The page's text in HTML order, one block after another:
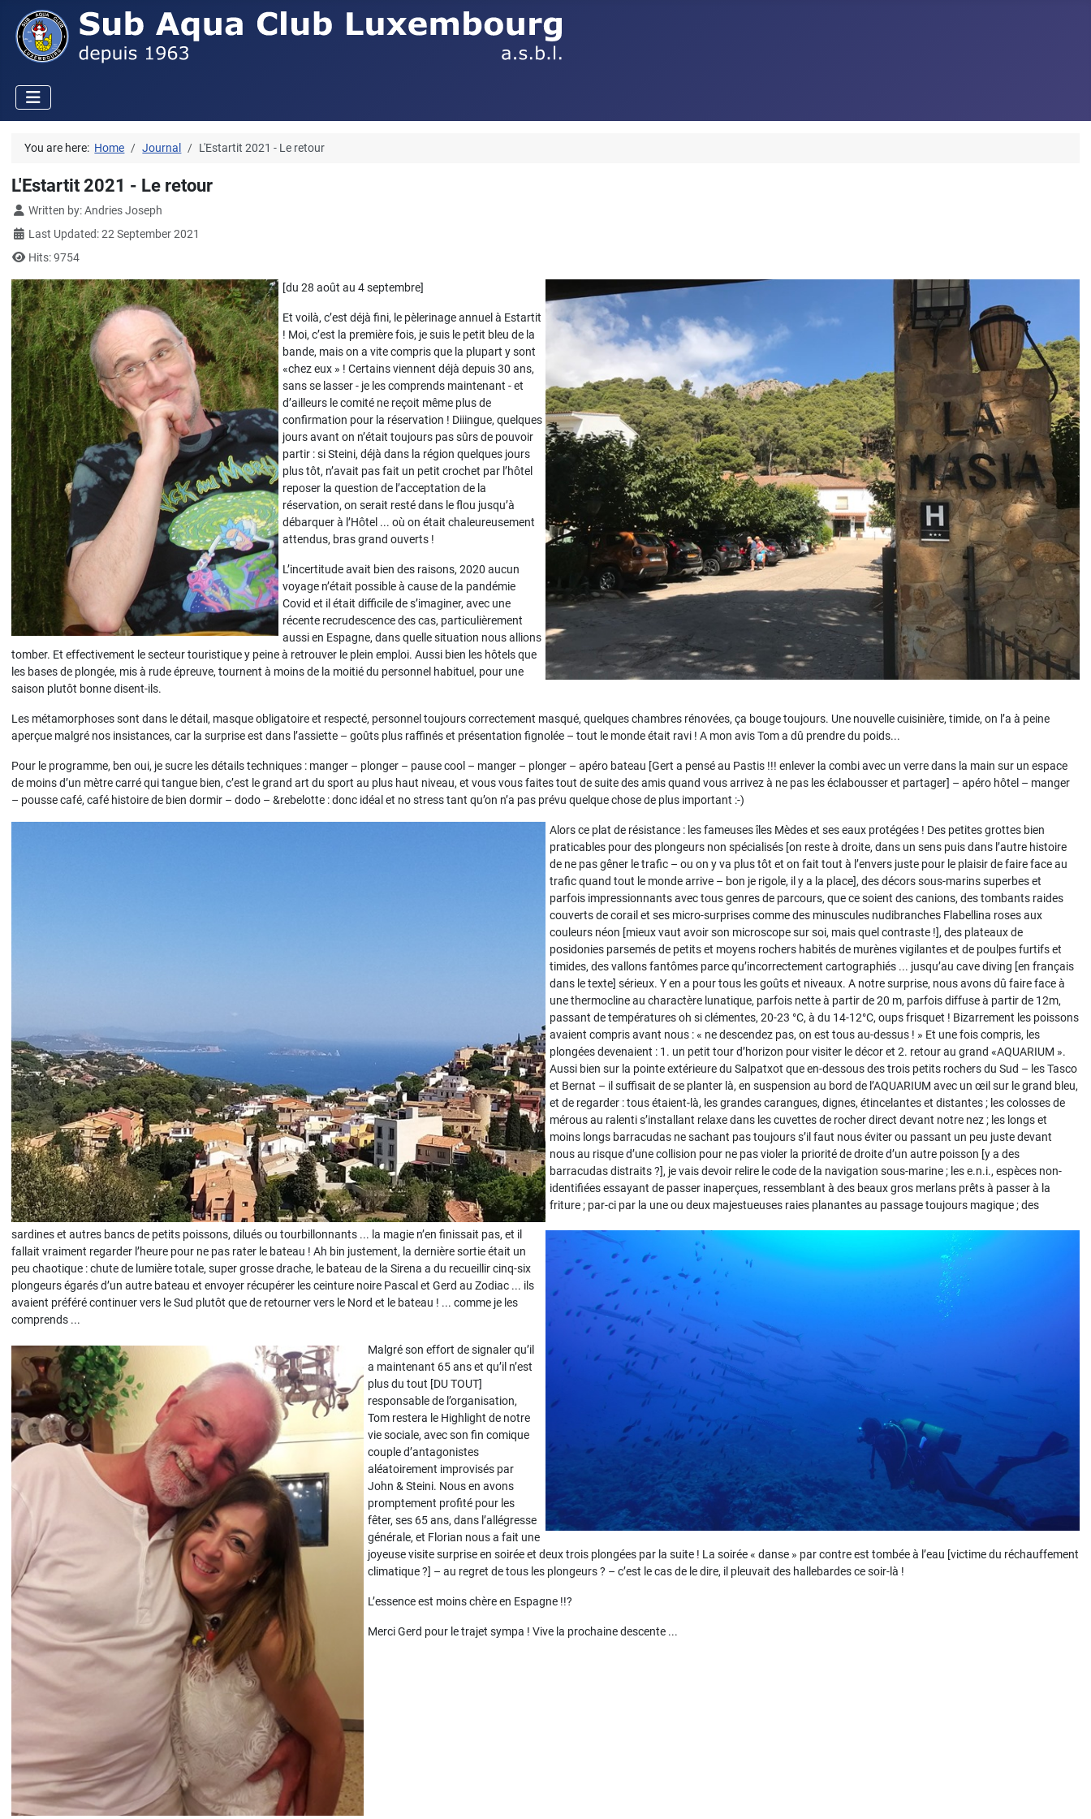
You are here: Home Journal L'Estartit 2021 - Le retour
L'Estartit 2021 - Le retour
Details
Written by:Andries Joseph
Last Updated: 22 September 2021
Hits: 9754
[du 28 août au 4 septembre]
Et voilà, c’est déjà fini, le pèlerinage annuel à Estartit
! Moi, c’est la première fois, je suis le petit bleu de la
bande, mais on a vite compris que la plupart y sont
«chez eux » ! Certains viennent déjà depuis 30 ans,
sans se lasser - je les comprends maintenant - et
d’ailleurs le comité ne reçoit même plus de
confirmation pour la réservation ! Diiingue, quelques
jours avant on n’était toujours pas sûrs de pouvoir
partir : si Steini, déjà dans la région quelques jours
plus tôt, n’avait pas fait un petit crochet par l’hôtel
reposer la question de l’acceptation de la
réservation, on serait resté dans le flou jusqu’à
débarquer à l’Hôtel ... où on était chaleureusement
attendus, bras grand ouverts !
L’incertitude avait bien des raisons, 2020 aucun
voyage n’était possible à cause de la pandémie
Covid et il était difficile de s’imaginer, avec une
récente recrudescence des cas, particulièrement
aussi en Espagne, dans quelle situation nous allions
tomber. Et effectivement le secteur touristique y peine à retrouver le plein emploi. Aussi bien les hôtels que
les bases de plongée, mis à rude épreuve, tournent à moins de la moitié du personnel habituel, pour une
saison plutôt bonne disent-ils.
Les métamorphoses sont dans le détail, masque obligatoire et respecté, personnel toujours correctement masqué, quelques chambres rénovées, ça bouge toujours. Une nouvelle cuisinière, timide, on l’a à peine
aperçue malgré nos insistances, car la surprise est dans l’assiette – goûts plus raffinés et présentation fignolée – tout le monde était ravi ! A mon avis Tom a dû prendre du poids...
Pour le programme, ben oui, je sucre les détails techniques : manger – plonger – pause cool – manger – plonger – apéro bateau [Gert a pensé au Pastis !!! enlever la combi avec un verre dans la main sur un espace
de moins d’un mètre carré qui tangue bien, c’est le grand art du sport au plus haut niveau, et vous vous faites tout de suite des amis quand vous arrivez à ne pas les éclabousser et partager] – apéro hôtel – manger
– pousse café, café histoire de bien dormir – dodo – &rebelotte : donc idéal et no stress tant qu’on n’a pas prévu quelque chose de plus important :-)
Alors ce plat de résistance : les fameuses îles Mèdes et ses eaux protégées ! Des petites grottes bien
praticables pour des plongeurs non spécialisés [on reste à droite, dans un sens puis dans l’autre histoire
de ne pas gêner le trafic – ou on y va plus tôt et on fait tout à l’envers juste pour le plaisir de faire face au
trafic quand tout le monde arrive – bon je rigole, il y a la place], des décors sous-marins superbes et
parfois impressionnants avec tous genres de parcours, que ce soient des canions, des tombants raides
couverts de corail et ses micro-surprises comme des minuscules nudibranches Flabellina roses aux
couleurs néon [mieux vaut avoir son microscope sur soi, mais quel contraste !], des plateaux de
posidonies parsemés de petits et moyens rochers habités de murènes vigilantes et de poulpes furtifs et
timides, des vallons fantômes parce qu’incorrectement cartographiés ... jusqu’au cave diving [en français
dans le texte] sérieux. Y en a pour tous les goûts et niveaux. A notre surprise, nous avons dû faire face à
une thermocline au charactère lunatique, parfois nette à partir de 20 m, parfois diffuse à partir de 12m,
passant de températures oh si clémentes, 20-23 °C, à du 14-12°C, oups frisquet ! Bizarrement les poissons
avaient compris avant nous : « ne descendez pas, on est tous au-dessus ! » Et une fois compris, les
plongées devenaient : 1. un petit tour d’horizon pour visiter le décor et 2. retour au grand «AQUARIUM ».
Aussi bien sur la pointe extérieure du Salpatxot que en-dessous des trois petits rochers du Sud – les Tasco
et Bernat – il suffisait de se planter là, en suspension au bord de l’AQUARIUM avec un œil sur le grand bleu,
et de regarder : tous étaient-là, les grandes carangues, dignes, étincelantes et distantes ; les colosses de
mérous au ralenti s’installant relaxe dans les cuvettes de rocher direct devant notre nez ; les longs et
moins longs barracudas ne sachant pas toujours s’il faut nous éviter ou passant un peu juste devant
nous au risque d’une collision pour ne pas violer la priorité de droite d’un autre poisson [y a des
barracudas distraits ?], je vais devoir relire le code de la navigation sous-marine ; les e.n.i., espèces non-
identifiées essayant de passer inaperçues, ressemblant à des beaux gros merlans prêts à passer à la
friture ; par-ci par la une ou deux majestueuses raies planantes au passage toujours magique ; des
sardines et autres bancs de petits poissons, dilués ou tourbillonnants ... la magie n’en finissait pas, et il
fallait vraiment regarder l’heure pour ne pas rater le bateau ! Ah bin justement, la dernière sortie était un
peu chaotique : chute de lumière totale, super grosse drache, le bateau de la Sirena a du recueillir cinq-six
plongeurs égarés d’un autre bateau et envoyer récupérer les ceinture noire Pascal et Gerd au Zodiac ... ils
avaient préféré continuer vers le Sud plutôt que de retourner vers le Nord et le bateau ! ... comme je les
comprends ...
Malgré son effort de signaler qu’il
a maintenant 65 ans et qu’il n’est
plus du tout [DU TOUT]
responsable de l’organisation,
Tom restera le Highlight de notre
vie sociale, avec son fin comique
couple d’antagonistes
aléatoirement improvisés par
John & Steini. Nous en avons
promptement profité pour les
fêter, ses 65 ans, dans l’allégresse
générale, et Florian nous a fait une
joyeuse visite surprise en soirée et deux trois plongées par la suite ! La soirée « danse » par contre est tombée à l’eau [victime du réchauffement
climatique ?] – au regret de tous les plongeurs ? – c’est le cas de le dire, il pleuvait des hallebardes ce soir-là !
L’essence est moins chère en Espagne !!?
Merci Gerd pour le trajet sympa ! Vive la prochaine descente ...